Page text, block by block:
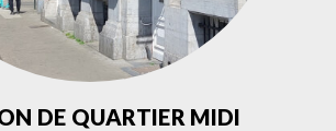
DE QUARTIER MIDI